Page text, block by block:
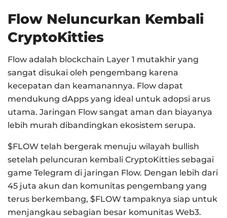
Flow Neluncurkan Kembali
CryptoKitties
Flow adalah blockchain Layer 1 mutakhir yang
sangat disukai oleh pengembang karena
kecepatan dan keamanannya. Flow dapat
mendukung dApps yang ideal untuk adopsi arus
utama. Jaringan Flow sangat aman dan biayanya
lebih murah dibandingkan ekosistem serupa.
$FLOW telah bergerak menuju wilayah bullish
setelah peluncuran kembali CryptoKitties sebagai
game Telegram di jaringan Flow. Dengan lebih dari
45 juta akun dan komunitas pengembang yang
terus berkembang, $FLOW tampaknya siap untuk
menjangkau sebagian besar komunitas Web3.